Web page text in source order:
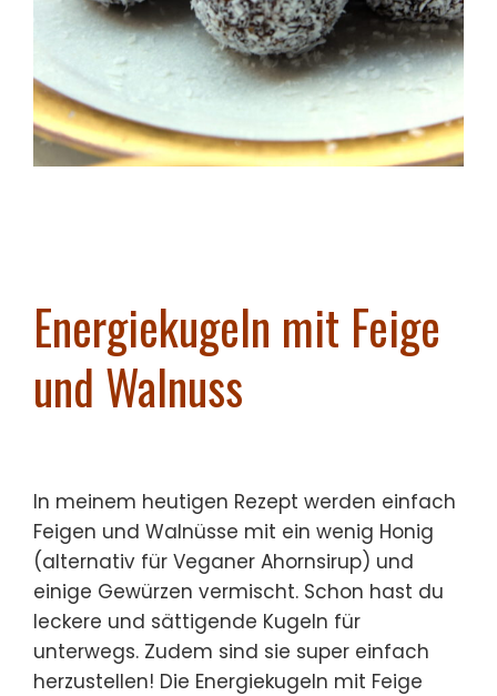
Energiekugeln mit Feige
und Walnuss
In meinem heutigen Rezept werden einfach
Feigen und Walnüsse mit ein wenig Honig
(alternativ für Veganer Ahornsirup) und
einige Gewürzen vermischt. Schon hast du
leckere und sättigende Kugeln für
unterwegs. Zudem sind sie super einfach
herzustellen! Die Energiekugeln mit Feige